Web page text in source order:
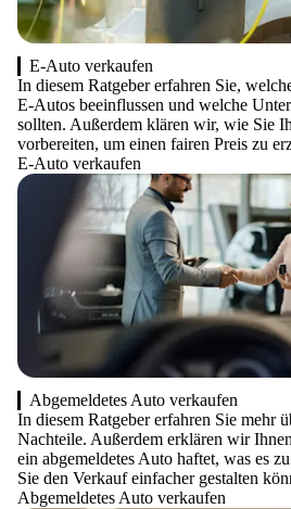
E-Auto verkaufen
In diesem Ratgeber erfahren Sie,
E-Autos beeinflussen und welche
sollten. Außerdem klären wir, wie Sie
vorbereiten, um einen fairen Preis zu
E-Auto verkaufen
Abgemeldetes Auto verkaufen
In diesem Ratgeber erfahren Sie mehr
Nachteile. Außerdem erklären wir
ein abgemeldetes Auto haftet, was es
Sie den Verkauf einfacher gestalten
Abgemeldetes Auto verkaufen